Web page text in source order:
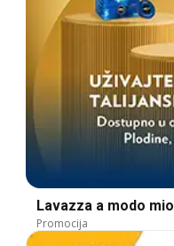
Lavazza a modo mio
Promocija